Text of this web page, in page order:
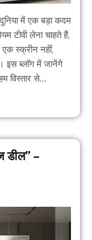
में एक बड़ा कदम
टीवी लेना चाहते हैं,
स्क्रीन नहीं,
इस ब्लॉग में जानेंगे
विस्तार से…
–